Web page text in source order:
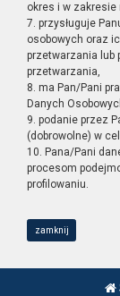
okres i w
7. przysługuje
osobowych oraz
przetwarzania lub
przetwarzania,
8. ma Pan/Pani
Danych
9. podanie przez
(dobrowolne) w
10. Pana/Pani
procesom
profilowaniu.
zamknij